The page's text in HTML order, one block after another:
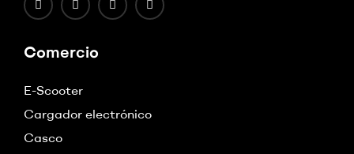
Comercio
E-Scooter
Cargador electrónico
Casco